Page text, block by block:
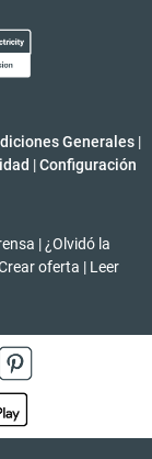
Generales |
| Configuración
| ¿Olvidó la
oferta | Leer